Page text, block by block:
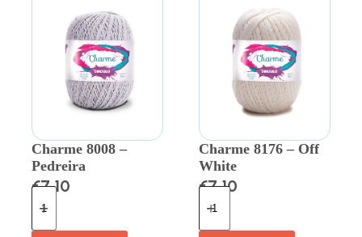
Charme 8008 –
Pedreira
€7.10
Charme 8176 – Off
White
€7.10